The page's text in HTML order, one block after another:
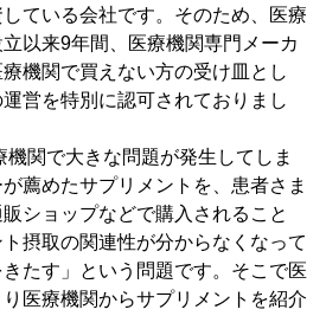
ている会社です。そのため、医療
以来9年間、医療機関専門メーカ
機関で買えない方の受け皿とし
営を特別に認可されておりまし
関で大きな問題が発生してしま
薦めたサプリメントを、患者さま
ショップなどで購入されること
摂取の関連性が分からなくなって
たす」という問題です。そこで医
医療機関からサプリメントを紹介